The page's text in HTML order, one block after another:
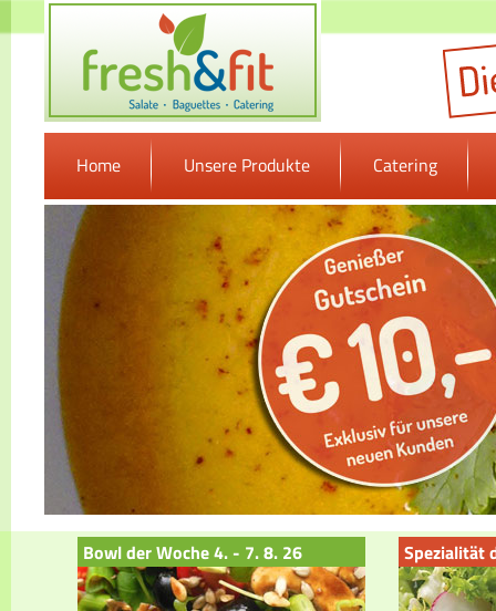
Home Unsere Produkte Catering
Bowl der Woche 4. - 7. 8. 26 Spezialität